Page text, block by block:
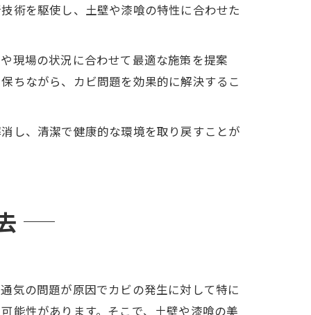
術を駆使し、土壁や漆喰の特性に合わせた
現場の状況に合わせて最適な施策を提案
ちながら、カビ問題を効果的に解決するこ
し、清潔で健康的な環境を取り戻すことが
気の問題が原因でカビの発生に対して特に
能性があります。そこで、土壁や漆喰の美